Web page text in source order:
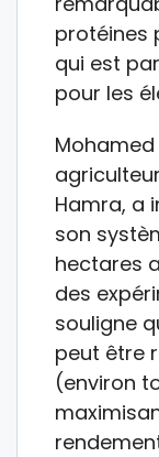
protéines
qui est
pour les
Mohamed
Hamra, a
son
hectares
des
souligne
peut être
(environ